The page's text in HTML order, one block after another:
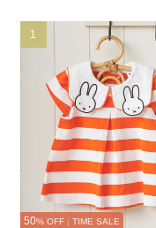
1
50% OFF | TIME SALE